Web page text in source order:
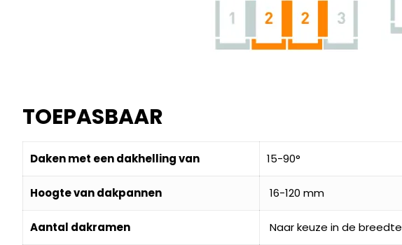
TOEPASBAAR
Daken met een dakhelling van 15-90°
Hoogte van dakpannen 16-120 mm
Aantal dakramen Naar keuze in de breedte